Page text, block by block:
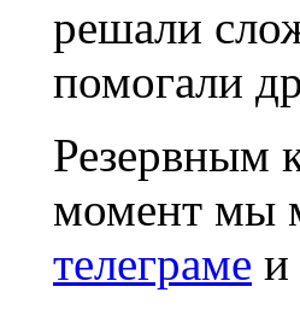
решали
помогали
Резервным
момент мы
телеграме и